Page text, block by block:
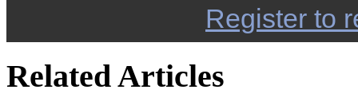
Register to
Related Articles